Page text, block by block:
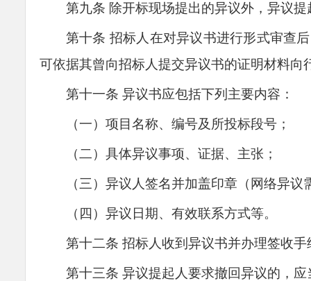
第九条 除开标现场提出的异议外，异议
第十条 招标人在对异议书进行形式审查
可依据其曾向招标人提交异议书的证明材料向
第十一条 异议书应包括下列主要内容：
（一）项目名称、编号及所投标段号；
（二）具体异议事项、证据、主张；
（三）异议人签名并加盖印章（网络异
（四）异议日期、有效联系方式等。
第十二条 招标人收到异议书并办理签收
第十三条 异议提起人要求撤回异议的，